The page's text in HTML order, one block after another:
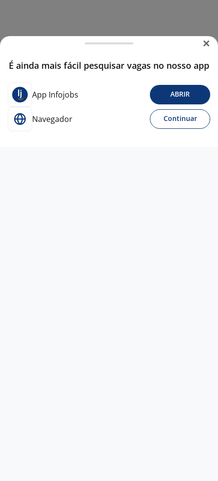
É ainda mais fácil pesquisar vagas no nosso app
App Infojobs ABRIR
Navegador Continuar